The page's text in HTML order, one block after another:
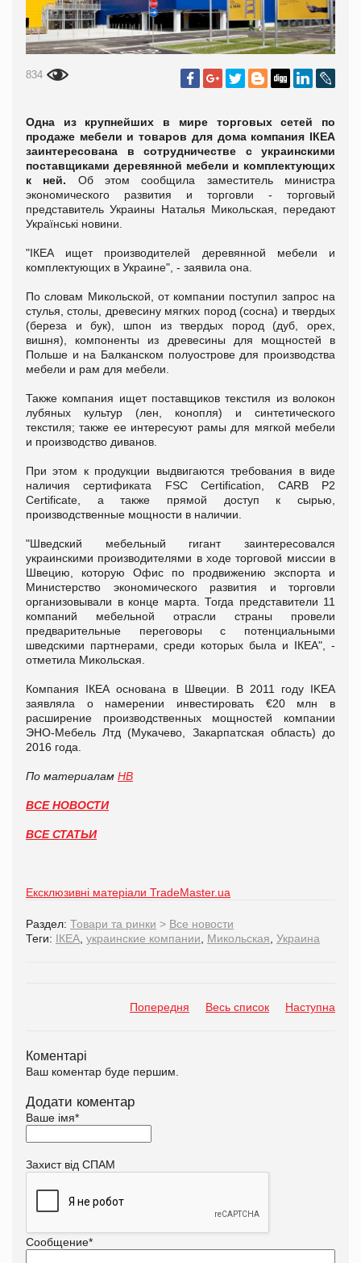
834
Одна из крупнейших в мире торговых сетей по
продаже мебели и товаров для дома компания ІКЕА
заинтересована в сотрудничестве с украинскими
поставщиками деревянной мебели и комплектующих
к ней. Об этом сообщила заместитель министра
экономического развития и торговли - торговый
представитель Украины Наталья Микольская, передают
Українські новини.
"ІКЕА ищет производителей деревянной мебели и
комплектующих в Украине", - заявила она.
По словам Микольской, от компании поступил запрос на
стулья, столы, древесину мягких пород (сосна) и твердых
(береза и бук), шпон из твердых пород (дуб, орех,
вишня), компоненты из древесины для мощностей в
Польше и на Балканском полуострове для производства
мебели и рам для мебели.
Также компания ищет поставщиков текстиля из волокон
лубяных культур (лен, конопля) и синтетического
текстиля; также ее интересуют рамы для мягкой мебели
и производство диванов.
При этом к продукции выдвигаются требования в виде
наличия сертификата FSC Certification, CARB P2
Certificate, а также прямой доступ к сырью,
производственные мощности в наличии.
"Шведский мебельный гигант заинтересовался
украинскими производителями в ходе торговой миссии в
Швецию, которую Офис по продвижению экспорта и
Министерство экономического развития и торговли
организовывали в конце марта. Тогда представители 11
компаний мебельной отрасли страны провели
предварительные переговоры с потенциальными
шведскими партнерами, среди которых была и ІКЕА", -
отметила Микольская.
Компания ІКЕА основана в Швеции. В 2011 году IKEA
заявляла о намерении инвестировать €20 млн в
расширение производственных мощностей компании
ЭНО-Мебель Лтд (Мукачево, Закарпатская область) до
2016 года.
По материалам НВ
ВСЕ НОВОСТИ
ВСЕ СТАТЬИ
Ексклюзивні матеріали TradeMaster.ua
Раздел: Товари та ринки > Все новости
Теги: ІКЕА украинские компании Микольская Украина
Попередня Весь список Наступна
Коментарі
Ваш коментар буде першим.
Додати коментар
Ваше імя*
Захист від СПАМ
Сообщение*